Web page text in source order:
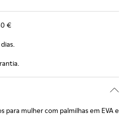
€
para mulher com palmilhas em EVA e